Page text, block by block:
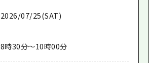
2026/07/25(SAT)
8時30分～10時00分